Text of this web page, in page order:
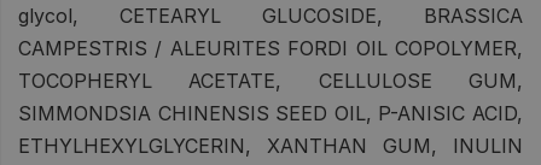
glycol, CETEARYL GLUCOSIDE, BRASSICA
CAMPESTRIS / ALEURITES FORDI OIL COPOLYMER,
TOCOPHERYL ACETATE, CELLULOSE GUM,
SIMMONDSIA CHINENSIS SEED OIL, P-ANISIC ACID,
ETHYLHEXYLGLYCERIN, XANTHAN GUM, INULIN